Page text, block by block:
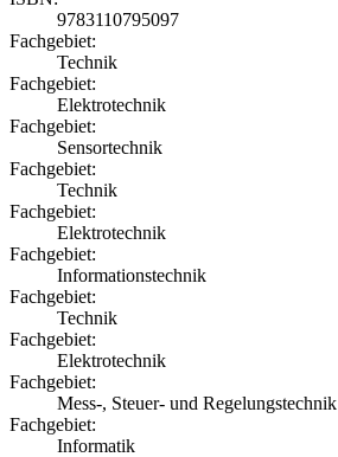
9783110795097
Fachgebiet:
Technik
Fachgebiet:
Elektrotechnik
Fachgebiet:
Sensortechnik
Fachgebiet:
Technik
Fachgebiet:
Elektrotechnik
Fachgebiet:
Informationstechnik
Fachgebiet:
Technik
Fachgebiet:
Elektrotechnik
Fachgebiet:
Mess-, Steuer- und Regelungstechnik
Fachgebiet:
Informatik